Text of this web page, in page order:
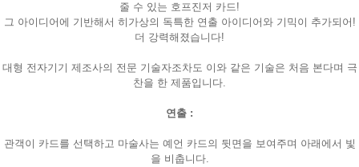
줄 수 있는 호프진저 카드!
그 아이디어에 기반해서 히가상의 독특한 연출 아이디어와 기믹이 추가되어!
더 강력해졌습니다!
대형 전자기기 제조사의 전문 기술자조차도 이와 같은 기술은 처음 본다며 극
찬을 한 제품입니다.
연출 :
관객이 카드를 선택하고 마술사는 예언 카드의 뒷면을 보여주며 아래에서 빛
을 비춥니다.